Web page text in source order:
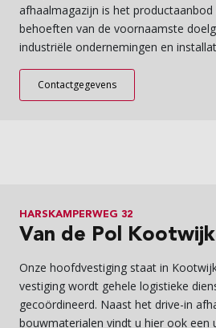
afhaalmagazijn is het
behoeften van de voornaamste
industriële ondernemingen en
Contactgegevens
HARSKAMPERWEG 32
Van de Pol
Onze hoofdvestiging staat in
vestiging wordt gehele logistieke
gecoördineerd. Naast het drive-in
bouwmaterialen vindt u hier ook een